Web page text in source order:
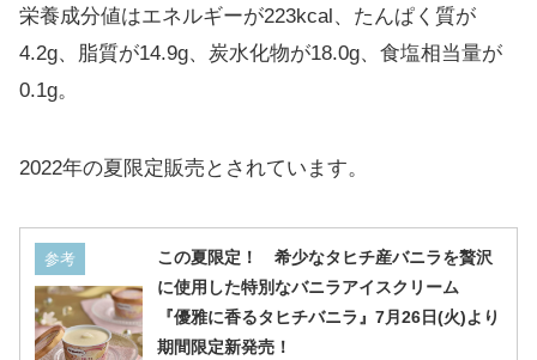
栄養成分値はエネルギーが223kcal、たんぱく質が
4.2g、脂質が14.9g、炭水化物が18.0g、食塩相当量が
0.1g。
2022年の夏限定販売とされています。
参考
この夏限定！ 希少なタヒチ産バニラを贅沢
に使用した特別なバニラアイスクリーム
『優雅に香るタヒチバニラ』7月26日(火)より
期間限定新発売！